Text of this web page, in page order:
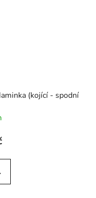
(kojící - spodní